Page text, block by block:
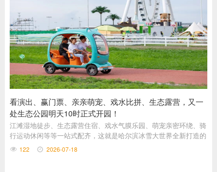
看演出、赢门票、亲亲萌宠、戏水比拼、生态露营，又一
处生态公园明天10时正式开园！
​江滩湿地徒步、生态露营住宿、戏水气膜乐园、萌宠亲密环绕、骑
行运动休闲等等一站式配齐，这就是哈尔滨冰雪大世界全新打造的
野趣公园，将于明天（7月19日）10时正式开园，舞台区不仅有精
彩演出，还会现场发放气膜游乐王国和萌宠乐园免费体验券。
122 2026-07-18